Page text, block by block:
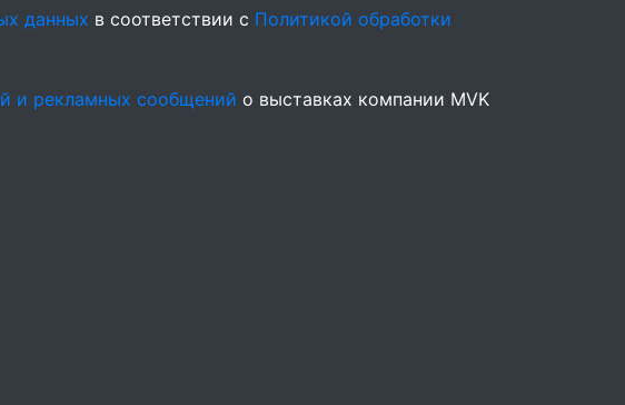
данных в соответствии с Политикой обработки
и рекламных сообщений о выставках компании MVK